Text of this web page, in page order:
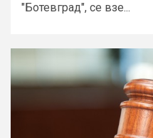
"Ботевград", се взе...